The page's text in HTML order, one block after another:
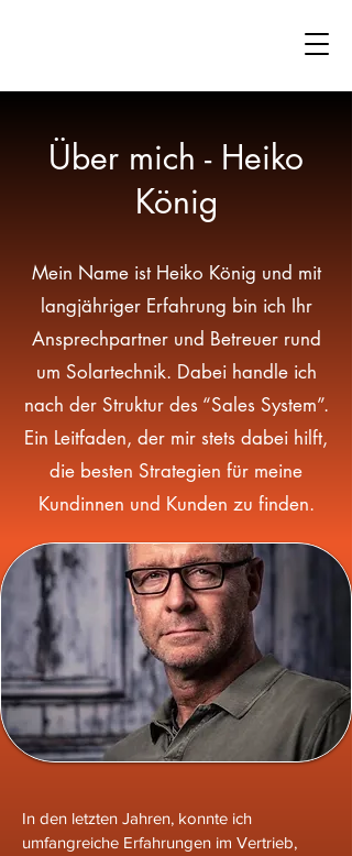
Über mich - Heiko
König
Mein Name ist Heiko König und mit
langjähriger Erfahrung bin ich Ihr
Ansprechpartner und Betreuer rund
um Solartechnik. Dabei handle ich
nach der Struktur des “Sales System”.
Ein Leitfaden, der mir stets dabei hilft,
die besten Strategien für meine
Kundinnen und Kunden zu finden.
In den letzten Jahren, konnte ich
umfangreiche Erfahrungen im Vertrieb,